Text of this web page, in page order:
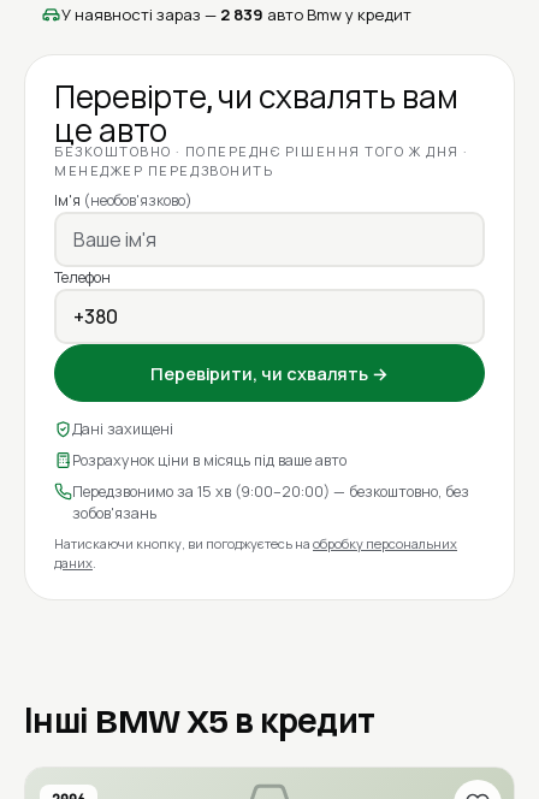
У наявності зараз — 2 839 авто Bmw у кредит
Перевірте, чи схвалять вам
це авто
БЕЗКОШТОВНО · ПОПЕРЕДНЄ РІШЕННЯ ТОГО Ж ДНЯ ·
МЕНЕДЖЕР ПЕРЕДЗВОНИТЬ
Ім'я (необов'язково)
Телефон
Перевірити, чи схвалять →
Дані захищені
Розрахунок ціни в місяць під ваше авто
Передзвонимо за 15 хв (9:00–20:00) — безкоштовно, без
зобов'язань
Натискаючи кнопку, ви погоджуєтесь на обробку персональних
даних.
Інші BMW X5 в кредит